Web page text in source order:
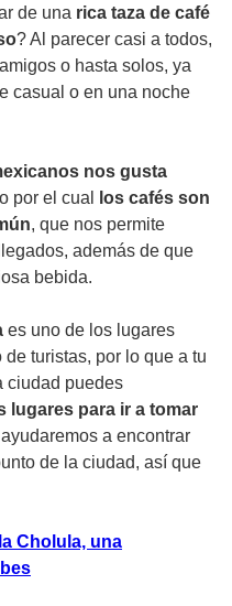
de una rica taza de café
? Al parecer casi a todos,
o hasta solos, ya
casual o en una noche
nos gusta
por el cual
los cafés son
, que nos permite
además de que
bebida.
es uno de los lugares
turistas, por lo que a tu
ciudad puedes
lugares para ir a tomar
a encontrar
de la ciudad, así que
Cholula, una